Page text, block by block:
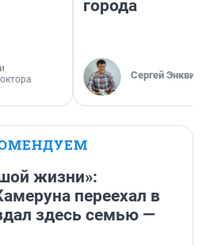
города
Сергей Энквист
жизни»:
переехал в
здесь семью —